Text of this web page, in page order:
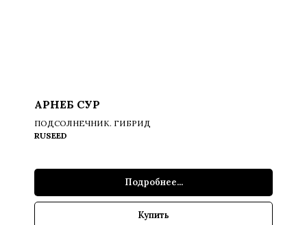
АРНЕБ СУР
ПОДСОЛНЕЧНИК. ГИБРИД
RUSEED
Подробнее...
Купить